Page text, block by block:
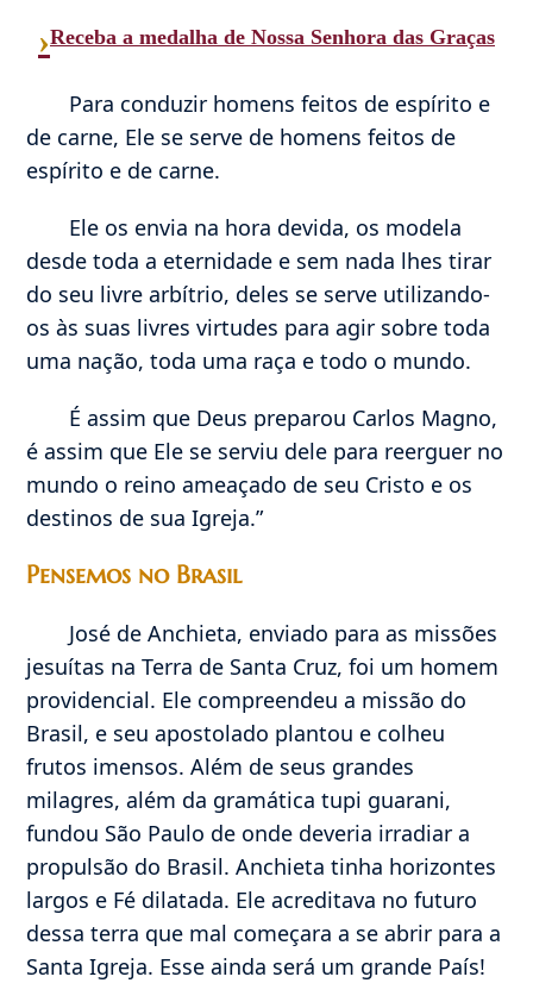
›Receba a medalha de Nossa Senhora das Graças
Para conduzir homens feitos de espírito e
de carne, Ele se serve de homens feitos de
espírito e de carne.
Ele os envia na hora devida, os modela
desde toda a eternidade e sem nada lhes tirar
do seu livre arbítrio, deles se serve utilizando-
os às suas livres virtudes para agir sobre toda
uma nação, toda uma raça e todo o mundo.
É assim que Deus preparou Carlos Magno,
é assim que Ele se serviu dele para reerguer no
mundo o reino ameaçado de seu Cristo e os
destinos de sua Igreja.”
Pensemos no Brasil
José de Anchieta, enviado para as missões
jesuítas na Terra de Santa Cruz, foi um homem
providencial. Ele compreendeu a missão do
Brasil, e seu apostolado plantou e colheu
frutos imensos. Além de seus grandes
milagres, além da gramática tupi guarani,
fundou São Paulo de onde deveria irradiar a
propulsão do Brasil. Anchieta tinha horizontes
largos e Fé dilatada. Ele acreditava no futuro
dessa terra que mal começara a se abrir para a
Santa Igreja. Esse ainda será um grande País!